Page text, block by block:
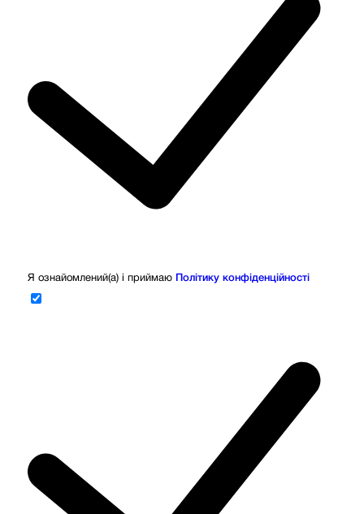
Я ознайомлений(а) і приймаю Політику конфіденційності